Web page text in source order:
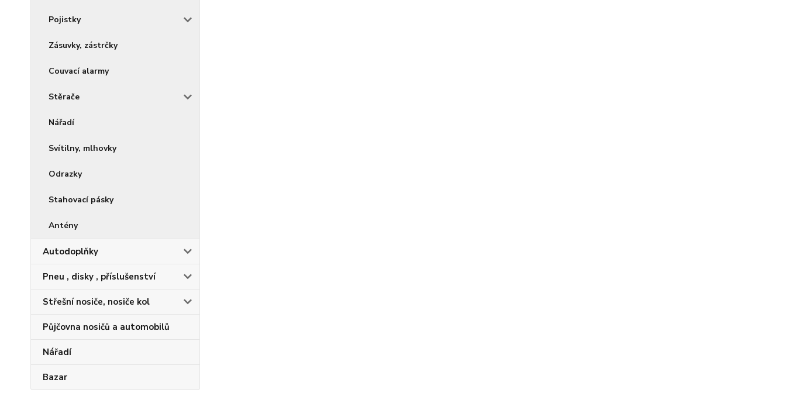
Pojistky
Zásuvky, zástrčky
Couvací alarmy
Stěrače
Nářadí
Svítilny, mlhovky
Odrazky
Stahovací pásky
Antény
Autodoplňky
Pneu , disky , příslušenství
Střešní nosiče, nosiče kol
Půjčovna nosičů a automobilů
Nářadí
Bazar